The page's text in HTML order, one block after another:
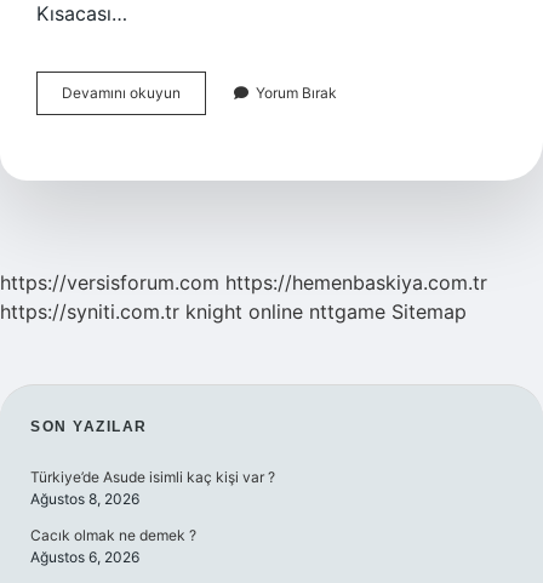
Kısacası…
Devamını okuyun Mukavemet
Filmi
Yorum Bırak
https://versisforum.com https://hemenbaskiya.com.tr
https://syniti.com.tr knight online nttgame Sitemap
SIDEBAR
SON YAZILAR
Türkiye’de Asude isimli kaç kişi var ?
Ağustos 8, 2026
Cacık olmak ne demek ?
Ağustos 6, 2026